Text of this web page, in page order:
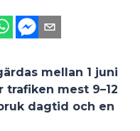
mellan 1 juni
trafiken mest 9–12
dagtid och en